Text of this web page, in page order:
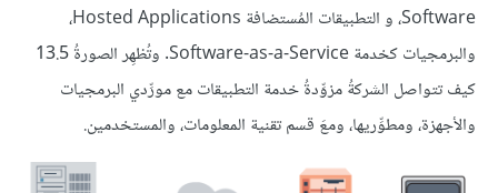
Software، و التطبيقات المُستضافة Hosted Applications،
والبرمجيات كخدمة Software-as-a-Service. وتُظهِر الصورةُ 13.5
كيف تتواصل الشركةُ مزوِّدةُ خدمة التطبيقات مع مورِّدي البرمجيات
والأجهزة، ومطوِّريها، ومعَ قسم تقنية المعلومات، والمستخدمين.